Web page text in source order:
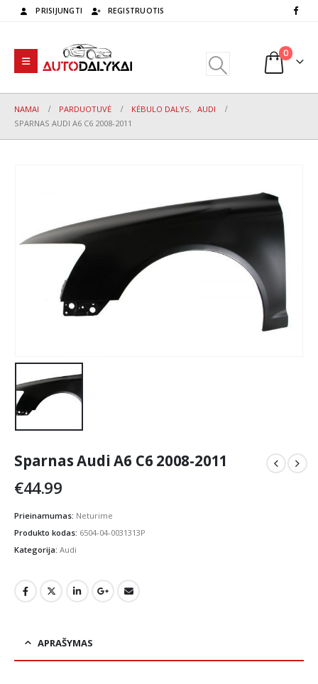
PRISIJUNGTI REGISTRUOTIS
0
NAMAI PARDUOTUVĖ KĖBULO DALYS, AUDI
SPARNAS AUDI A6 C6 2008-2011
Sparnas Audi A6 C6 2008-2011
€44.99
Prieinamumas: Neturime
Produkto kodas: 6504-04-0031313P
Kategorija: Audi
APRAŠYMAS